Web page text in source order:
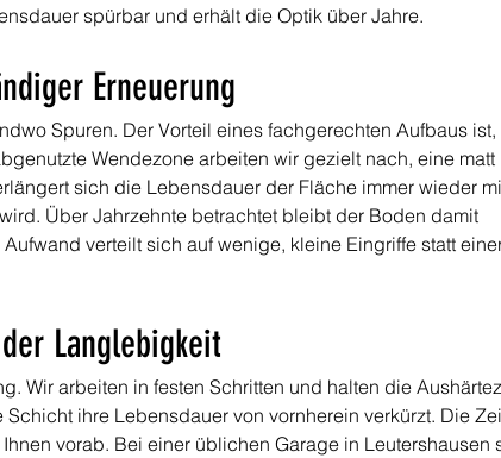
spürbar und erhält die Optik über Jahre.
Erneuerung
Spuren. Der Vorteil eines fachgerechten Aufbaus
Wendezone arbeiten wir gezielt nach, eine matt
sich die Lebensdauer der Fläche immer wieder
Über Jahrzehnte betrachtet bleibt der Boden damit
verteilt sich auf wenige, kleine Eingriffe statt
Langlebigkeit
Wir arbeiten in festen Schritten und halten die
ihre Lebensdauer von vornherein verkürzt. Die
vorab. Bei einer üblichen Garage in Leutershausen